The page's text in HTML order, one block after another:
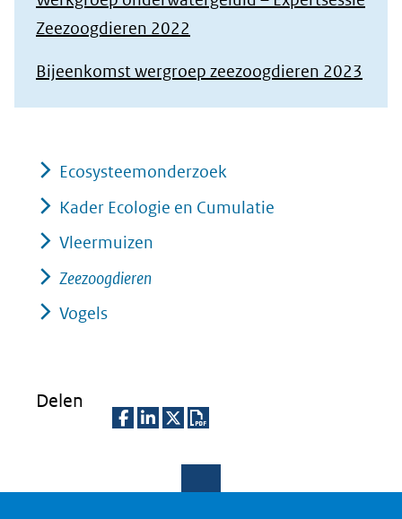
Zeezoogdieren 2022
Bijeenkomst wergroep zeezoogdieren 2023
Ecosysteemonderzoek
Kader Ecologie en Cumulatie
Vleermuizen
Zeezoogdieren
Vogels
Delen